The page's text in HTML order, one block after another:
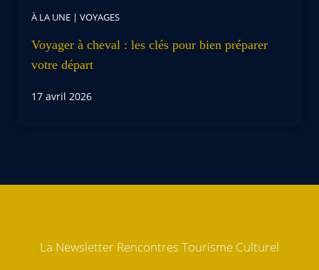
À LA UNE | VOYAGES
Voyager à cheval : les clés pour bien préparer
votre départ
17 avril 2026
La Newsletter Rencontres Tourisme Culturel